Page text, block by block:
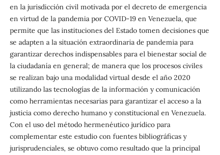
en la jurisdicción civil motivada por el decreto de emergencia
en virtud de la pandemia por COVID-19 en Venezuela, que
permite que las instituciones del Estado tomen decisiones que
se adapten a la situación extraordinaria de pandemia para
garantizar derechos indispensables para el bienestar social de
la ciudadanía en general; de manera que los procesos civiles
se realizan bajo una modalidad virtual desde el año 2020
utilizando las tecnologías de la información y comunicación
como herramientas necesarias para garantizar el acceso a la
justicia como derecho humano y constitucional en Venezuela.
Con el uso del método hermenéutico jurídico para
complementar este estudio con fuentes bibliográficas y
jurisprudenciales, se obtuvo como resultado que la principal